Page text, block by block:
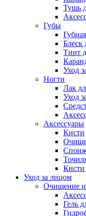
Тушь
Губы
Блеск
Тинт
Уход
Ногти
Лак
Уход
Аксессуары
Кисти
Кисти
Уход за лицом
Очищение
Гель